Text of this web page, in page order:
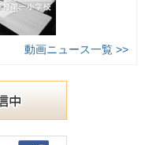
動画ニュース一覧 >>